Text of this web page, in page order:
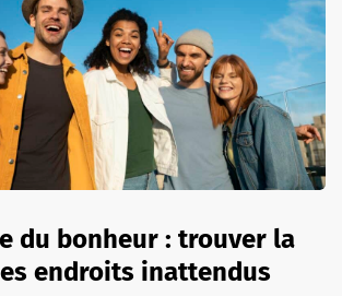
du bonheur : trouver la
endroits inattendus